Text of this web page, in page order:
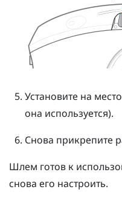
Установите на
она используется).
Снова прикрепите
Шлем готов к
снова его настроить.